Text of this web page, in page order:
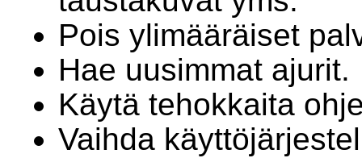
Pois ylimääräiset
Hae uusimmat ajurit.
Käytä tehokkaita
Vaihda